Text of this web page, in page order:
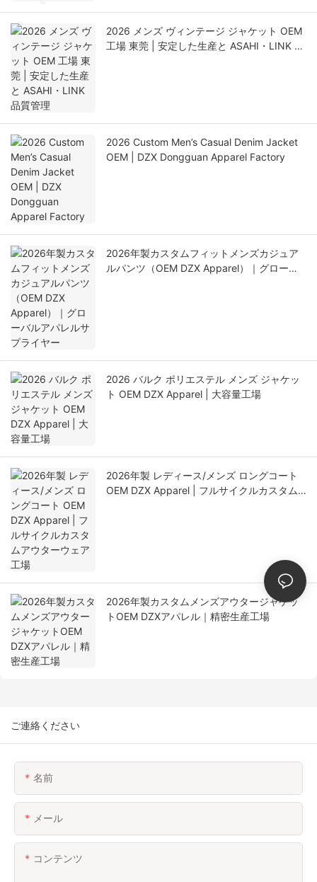
2026 メンズ ヴィンテージ ジャケット OEM
工場 東莞 | 安定した生産と ASAHI・LINK 品
2026 Custom Men’s Casual Denim Jacket
OEM | DZX Dongguan Apparel Factory
2026年製カスタムフィットメンズカジュア
ルパンツ（OEM DZX Apparel）｜グローバ
2026 バルク ポリエステル メンズ ジャケッ
ト OEM DZX Apparel | 大容量工場
2026年製 レディース/メンズ ロングコート
OEM DZX Apparel | フルサイクルカスタム
2026年製カスタムメンズアウタージャケッ
トOEM DZXアパレル｜精密生産工場
ご連絡ください
名前
メール
コンテンツ